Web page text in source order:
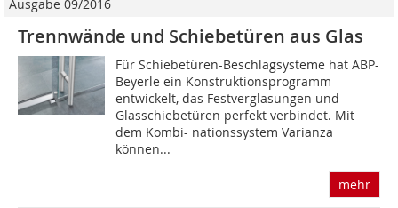
Ausgabe 09/2016
Trennwände und Schiebetüren aus Glas
Für Schiebetüren-Beschlagsysteme hat ABP-
Beyerle ein Konstruktionsprogramm
entwickelt, das Festverglasungen und
Glasschiebetüren perfekt verbindet. Mit
dem Kombi- nationssystem Varianza
können...
mehr